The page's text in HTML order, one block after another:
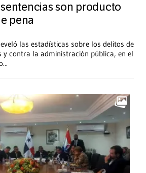
sentencias son producto
pena
las estadísticas sobre los delitos de
y contra la administración pública, en el
...